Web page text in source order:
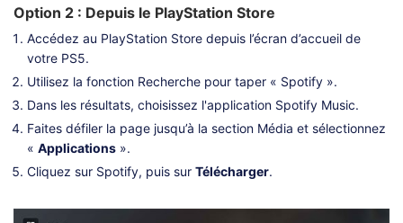
Option 2 : Depuis le PlayStation Store
Accédez au PlayStation Store depuis l’écran d’accueil de
votre PS5.
Utilisez la fonction Recherche pour taper « Spotify ».
Dans les résultats, choisissez l'application Spotify Music.
Faites défiler la page jusqu’à la section Média et sélectionnez
« Applications ».
Cliquez sur Spotify, puis sur Télécharger.